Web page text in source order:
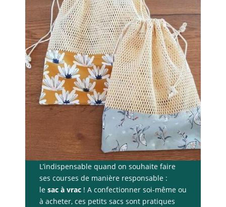
L’indispensable quand on souhaite faire
ses courses de manière responsable :
le sac à vrac! A confectionner soi-même ou
à acheter, ces petits sacs sont pratiques